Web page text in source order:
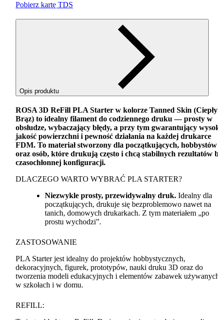
Pobierz kartę TDS
Opis produktu
ROSA 3D ReFill PLA Starter w kolorze Tanned Skin (Ciepły
Brąz) to idealny filament do codziennego druku — prosty w
obsłudze, wybaczający błędy, a przy tym gwarantujący
jakość powierzchni i pewność działania na każdej drukarce
FDM. To materiał stworzony dla początkujących, hobbystów
oraz osób, które drukują często i chcą stabilnych rezultatów
czasochłonnej konfiguracji.
DLACZEGO WARTO WYBRAĆ PLA STARTER?
Niezwykle prosty, przewidywalny druk. Idealny dla
początkujących, drukuje się bezproblemowo nawet na
tanich, domowych drukarkach. Z tym materiałem „po
prostu wychodzi”.
ZASTOSOWANIE
PLA Starter jest idealny do projektów hobbystycznych,
dekoracyjnych, figurek, prototypów, nauki druku 3D oraz do
tworzenia modeli edukacyjnych i elementów zabawek
w szkołach i w domu.
REFILL: